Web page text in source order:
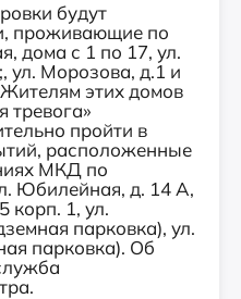
будут
проживающие по
дома с 1 по 17, ул.
ул. Морозова, д.1 и
этих домов
тревога»
пройти в
расположенные
МКД по
Юбилейная, д. 14 А,
корп. 1, ул.
парковка), ул.
парковка). Об